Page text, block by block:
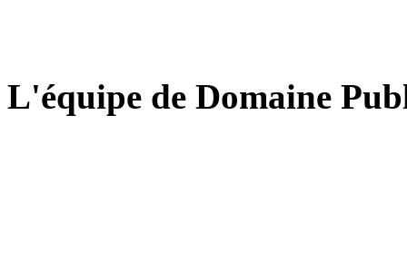
L'équipe de Domaine